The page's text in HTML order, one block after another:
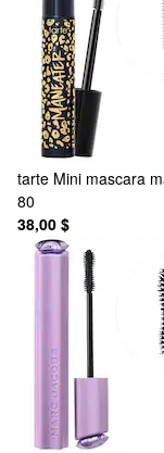
tarte Mini mascara
80
38,00 $